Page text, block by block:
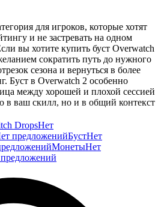
для игроков, которые хотят
и не застревать на одном
вы хотите купить буст Overwatch
сократить путь до нужного
сезона и вернуться в более
Буст в Overwatch 2 особенно
между хорошей и плохой сессией
в ваш скилл, но и в общий контекст
роли, позиционка, работа с
и понимание карты. Но даже
надолго застрять в отрезке, где
в качели. Именно поэтому
быстрее пройти сложный этап,
на уровень, где игра ощущается
и качеству матчей.
DropsНет
предложенийБустНет
МонетыНет